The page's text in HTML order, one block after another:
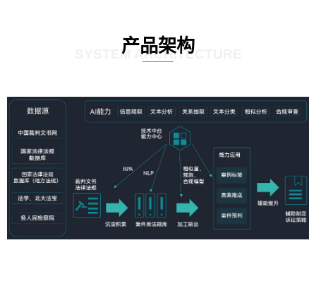
产品架构
SYSTEM ARCHITECTURE